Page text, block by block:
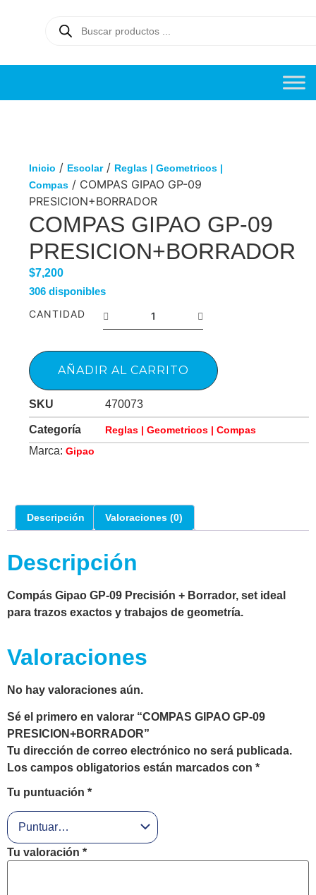
Inicio / Escolar/ Reglas | Geometricos |
Compas / COMPAS GIPAO GP-09
PRESICION+BORRADOR
COMPAS GIPAO GP-09
PRESICION+BORRADOR
$7,200
306 disponibles
CANTIDAD
AÑADIR AL CARRITO
SKU 470073
Categoría Reglas | Geometricos | Compas
Marca: Gipao
Descripción Valoraciones (0)
Descripción
Compás Gipao GP-09 Precisión + Borrador, set ideal
para trazos exactos y trabajos de geometría.
Valoraciones
No hay valoraciones aún.
Sé el primero en valorar “COMPAS GIPAO GP-09
PRESICION+BORRADOR”
Tu dirección de correo electrónico no será publicada.
Los campos obligatorios están marcados con *
Tu puntuación *
Tu valoración *